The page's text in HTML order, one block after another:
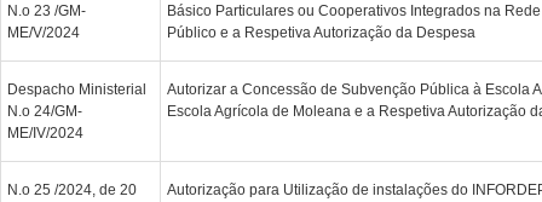
N.o 23 /GM-
ME/V/2024
Básico Particulares ou Cooperativos Integrados na
Público e a Respetiva Autorização da Despesa
Despacho Ministerial
N.o 24/GM-
ME/IV/2024
Autorizar a Concessão de Subvenção Pública à Escola
Escola Agrícola de Moleana e a Respetiva Autorização
N.o 25 /2024, de 20
Autorização para Utilização de instalações do